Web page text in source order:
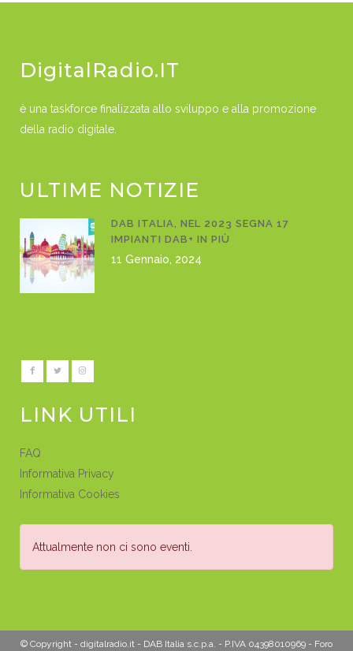
DigitalRadio.IT
è una taskforce finalizzata allo sviluppo e alla promozione
della radio digitale.
ULTIME NOTIZIE
DAB ITALIA, NEL 2023 SEGNA 17
IMPIANTI DAB+ IN PIÙ
11 Gennaio, 2024
LINK UTILI
FAQ
Informativa Privacy
Informativa Cookies
Attualmente non ci sono eventi.
© Copyright - digitalradio.it - DAB Italia s.c.p.a. - P.IVA 04398010969 - Foro